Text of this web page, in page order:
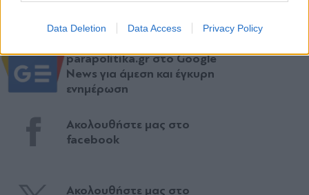
Data Deletion Data Access Privacy Policy
parapolitika.gr στο Google
News για άμεση και έγκυρη
ενημέρωση
Ακολουθήστε μας στο
facebook
Ακολουθήστε μας στο